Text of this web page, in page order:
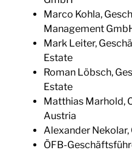
Marco Kohla,
Management
Mark Leiter,
Estate
Roman Löbsch,
Estate
Matthias Marhold,
Austria
Alexander Nekolar,
ÖFB-